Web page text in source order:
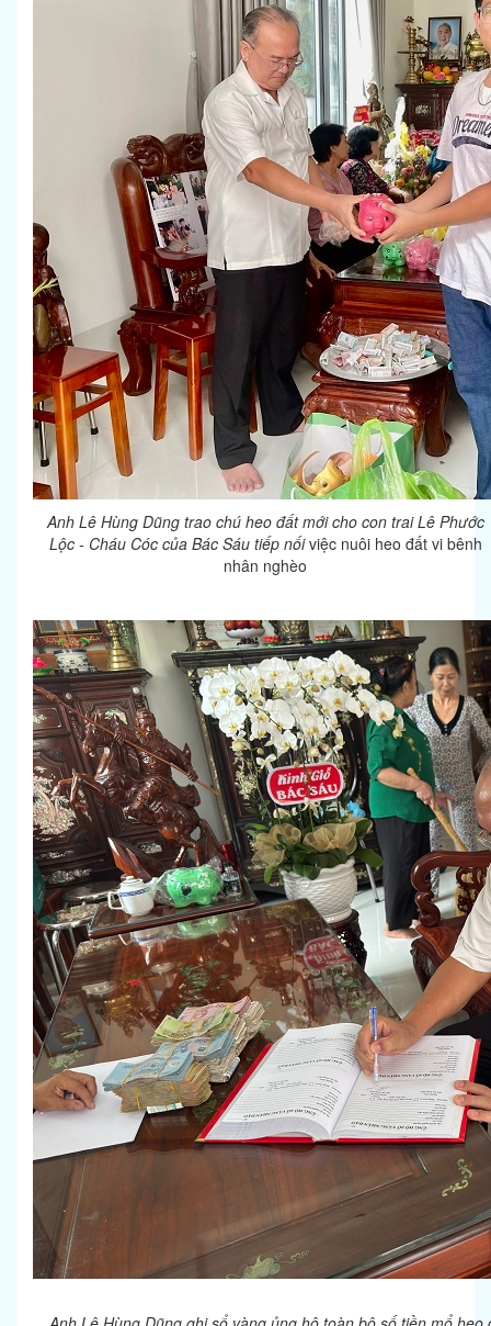
Anh Lê Hùng Dũng trao chú heo đất mới cho con trai Lê Phước
Lộc - Cháu Cóc của Bác Sáu tiếp nốiviệc nuôi heo đất vi bênh
nhân nghèo
Anh Lê Hùng Dũng ghi sổ vàng ủng hộ toàn bộ số tiền mổ heo